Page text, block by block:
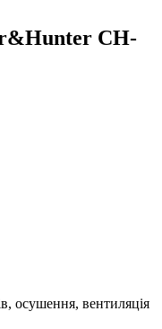
CH-
осушення, вентиляція